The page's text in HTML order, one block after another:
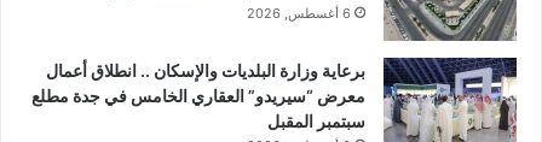
6 أغسطس, 2026
برعاية وزارة البلديات والإسكان .. انطلاق أعمال
معرض “سيريدو” العقاري الخامس في جدة مطلع
سبتمبر المقبل